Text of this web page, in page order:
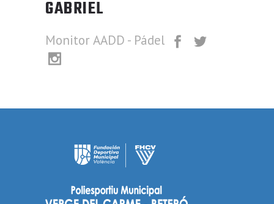
GABRIEL
Monitor AADD - Pádel